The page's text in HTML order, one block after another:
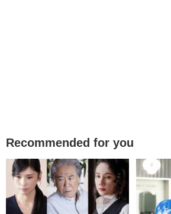
Recommended for you